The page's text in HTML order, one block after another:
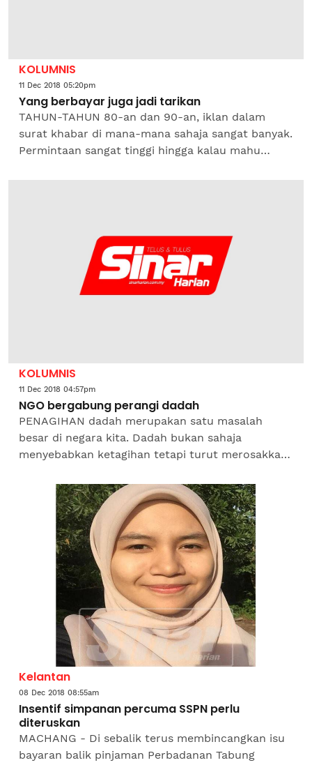
KOLUMNIS
11 Dec 2018 05:20pm
Yang berbayar juga jadi tarikan
TAHUN-TAHUN 80-an dan 90-an, iklan dalam
surat khabar di mana-mana sahaja sangat banyak.
Permintaan sangat tinggi hingga kalau mahu
giliran....
KOLUMNIS
11 Dec 2018 04:57pm
NGO bergabung perangi dadah
PENAGIHAN dadah merupakan satu masalah
besar di negara kita. Dadah bukan sahaja
menyebabkan ketagihan tetapi turut merosakkan
dan mengakibatkan individu...
Kelantan
08 Dec 2018 08:55am
Insentif simpanan percuma SSPN perlu
diteruskan
MACHANG - Di sebalik terus membincangkan isu
bayaran balik pinjaman Perbadanan Tabung